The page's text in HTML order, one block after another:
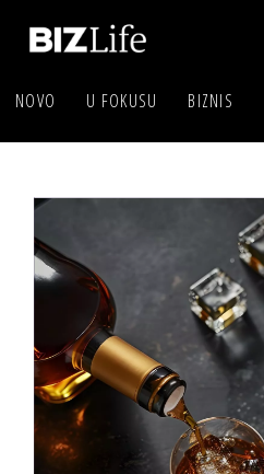
NOVO U FOKUSU BIZNIS